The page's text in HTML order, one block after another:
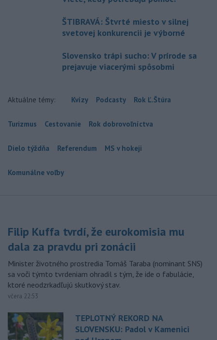
ŠTIBRAVÁ: Štvrté miesto v silnej
svetovej konkurencii je výborné
Slovensko trápi sucho: V prírode sa
prejavuje viacerými spôsobmi
Aktuálne témy: Kvízy Podcasty Rok Ľ.Štúra
Turizmus Cestovanie Rok dobrovoľníctva
Dielo týždňa Referendum MS v hokeji
Komunálne voľby
Filip Kuffa tvrdí, že eurokomisia mu
dala za pravdu pri zonácii
Minister životného prostredia Tomáš Taraba (nominant SNS)
sa voči týmto tvrdeniam ohradil s tým, že ide o fabulácie,
ktoré neodzrkadľujú skutkový stav.
včera 22:53
TEPLOTNÝ REKORD NA
SLOVENSKU: Padol v Kamenici